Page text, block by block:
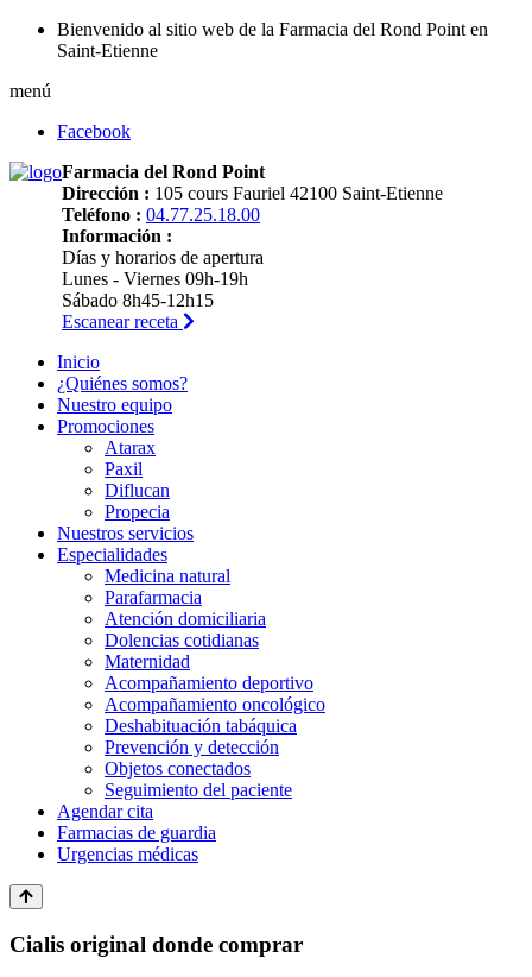
Bienvenido al sitio web de la Farmacia del Rond Point en
Saint-Etienne
menú
Facebook
Farmacia del Rond Point
Dirección : 105 cours Fauriel 42100 Saint-Etienne
Teléfono : 04.77.25.18.00
Información :
Días y horarios de apertura
Lunes - Viernes 09h-19h
Sábado 8h45-12h15
Escanear receta
Inicio
¿Quiénes somos?
Nuestro equipo
Promociones
Atarax
Paxil
Diflucan
Propecia
Nuestros servicios
Especialidades
Medicina natural
Parafarmacia
Atención domiciliaria
Dolencias cotidianas
Maternidad
Acompañamiento deportivo
Acompañamiento oncológico
Deshabituación tabáquica
Prevención y detección
Objetos conectados
Seguimiento del paciente
Agendar cita
Farmacias de guardia
Urgencias médicas
Cialis original donde comprar